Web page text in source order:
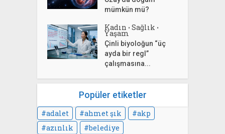
mümkün mü?
Kadın • Sağlık •
Yaşam
Çinli biyoloğun “üç
ayda bir regl”
çalışmasına...
Popüler etiketler
adalet ahmet şık
akp
azınlık
belediye